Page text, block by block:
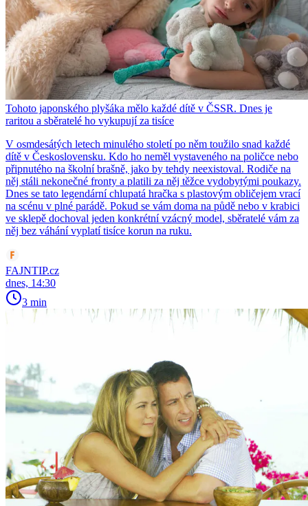
Tohoto japonského plyšáka mělo každé dítě v ČSSR. Dnes je
raritou a sběratelé ho vykupují za tisíce
V osmdesátých letech minulého století po něm toužilo snad každé
dítě v Československu. Kdo ho neměl vystaveného na poličce nebo
připnutého na školní brašně, jako by tehdy neexistoval. Rodiče na
něj stáli nekonečné fronty a platili za něj těžce vydobytými poukazy.
Dnes se tato legendární chlupatá hračka s plastovým obličejem vrací
na scénu v plné parádě. Pokud se vám doma na půdě nebo v krabici
ve sklepě dochoval jeden konkrétní vzácný model, sběratelé vám za
něj bez váhání vyplatí tisíce korun na ruku.
FAJNTIP.cz
dnes, 14:30
3 min